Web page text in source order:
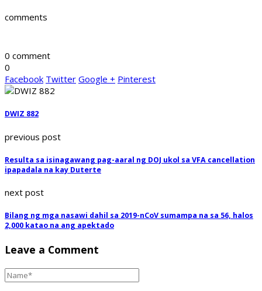
comments
0 comment
0
Facebook Twitter Google + Pinterest
DWIZ 882
previous post
Resulta sa isinagawang pag-aaral ng DOJ ukol sa VFA cancellation
ipapadala na kay Duterte
next post
Bilang ng mga nasawi dahil sa 2019-nCoV sumampa na sa 56, halos
2,000 katao na ang apektado
Leave a Comment